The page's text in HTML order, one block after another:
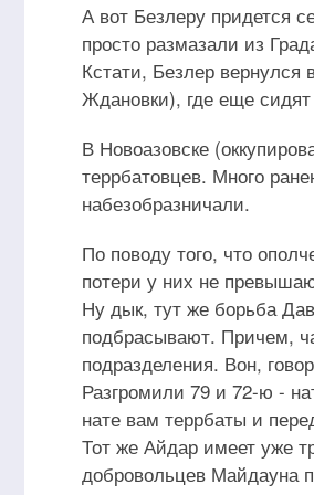
А вот Безлеру придется
просто размазали из
Кстати, Безлер вернулся
Ждановки), где еще
В Новоазовске
террбатовцев. Много
набезобразничали.
По поводу того, что
потери у них не
Ну дык, тут же борьба
подбрасывают. Причем,
подразделения. Вон,
Разгромили 79 и 72-ю -
нате вам террбаты и
Тот же Айдар имеет уже
добровольцев Майдауна